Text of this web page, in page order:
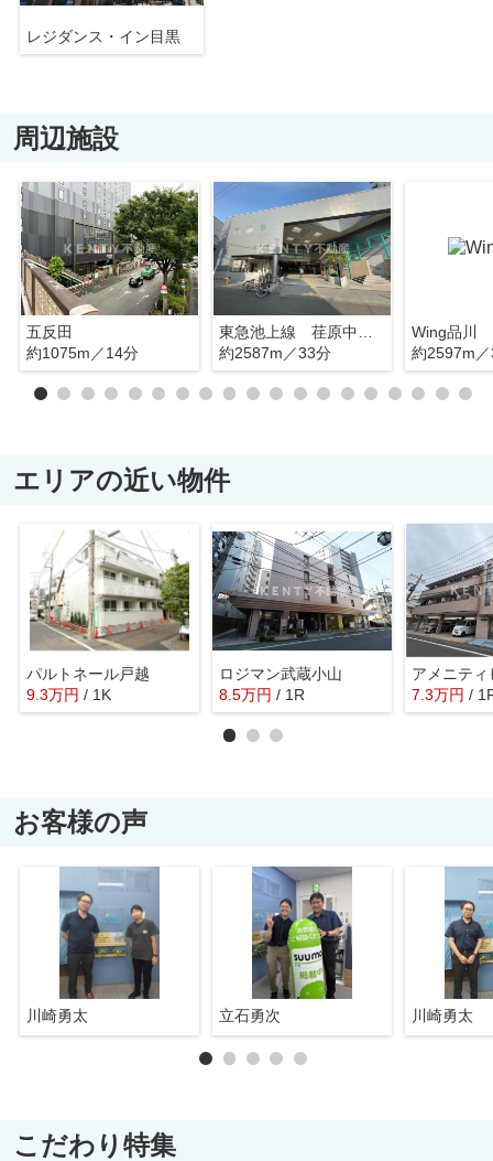
レジダンス・イン目黒
周辺施設
五反田
約1075m／14分
約2587m／33分
Wing品川
約2597m
エリアの近い物件
パルトネール戸越
9.3万円 / 1K
ロジマン武蔵小山
8.5万円 / 1R
アメニティ
7.3万円 /
お客様の声
川崎勇太 立石勇次 川崎勇太
こだわり特集